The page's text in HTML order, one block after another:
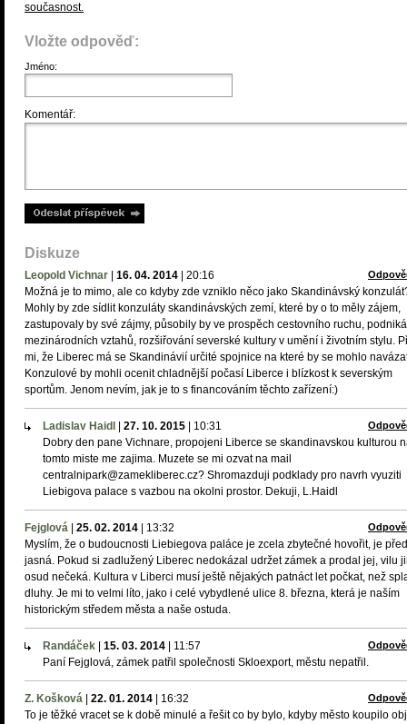
současnost.
Vložte odpověď:
Jméno:
Komentář:
Diskuze
Leopold Vichnar 16. 04. 2014 20:16
Možná je to mimo, ale co kdyby zde vzniklo něco jako Skandinávský
Mohly by zde sídlit konzuláty skandinávských zemí, které by o to měly zájem,
zastupovaly by své zájmy, působily by ve prospěch cestovního ruchu,
mezinárodních vztahů, rozšiřování severské kultury v umění i životním stylu.
mi, že Liberec má se Skandinávií určité spojnice na které by se mohlo
Konzulové by mohli ocenit chladnější počasí Liberce i blízkost k severským
sportům. Jenom nevím, jak je to s financováním těchto zařízení:)
Ladislav Haidl 27. 10. 2015 10:31
Dobry den pane Vichnare, propojeni Liberce se skandinavskou kulturou
tomto miste me zajima. Muzete se mi ozvat na mail
centralnipark@zamekliberec.cz? Shromazduji podklady pro navrh vyuziti
Liebigova palace s vazbou na okolni prostor. Dekuji, L.Haidl
Fejglová 25. 02. 2014 13:32
Myslím, že o budoucnosti Liebiegova paláce je zcela zbytečné hovořit, je
jasná. Pokud si zadlužený Liberec nedokázal udržet zámek a prodal jej, vilu
osud nečeká. Kultura v Liberci musí ještě nějakých patnáct let počkat, než
dluhy. Je mi to velmi líto, jako i celé vybydlené ulice 8. března, která je naším
historickým středem města a naše ostuda.
Randáček 15. 03. 2014 11:57
Paní Fejglová, zámek patřil společnosti Skloexport, městu nepatřil.
Z. Košková 22. 01. 2014 16:32
To je těžké vracet se k době minulé a řešit co by bylo, kdyby město koupilo